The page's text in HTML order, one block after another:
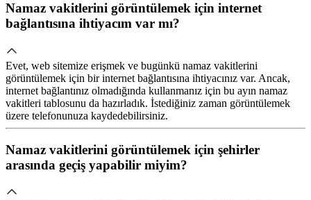
Namaz vakitlerini görüntülemek için internet
bağlantısına ihtiyacım var mı?
Evet, web sitemize erişmek ve bugünkü namaz vakitlerini
görüntülemek için bir internet bağlantısına ihtiyacınız var. Ancak,
internet bağlantınız olmadığında kullanmanız için bu ayın namaz
vakitleri tablosunu da hazırladık. İstediğiniz zaman görüntülemek
üzere telefonunuza kaydedebilirsiniz.
Namaz vakitlerini görüntülemek için şehirler
arasında geçiş yapabilir miyim?